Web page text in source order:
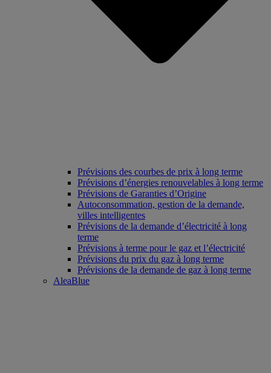
Prévisions des courbes de prix à long terme
Prévisions d’énergies renouvelables à long terme
Prévisions de Garanties d’Origine
Autoconsommation, gestion de la demande,
villes intelligentes
Prévisions de la demande d’électricité à long
terme
Prévisions à terme pour le gaz et l’électricité
Prévisions du prix du gaz à long terme
Prévisions de la demande de gaz à long terme
AleaBlue